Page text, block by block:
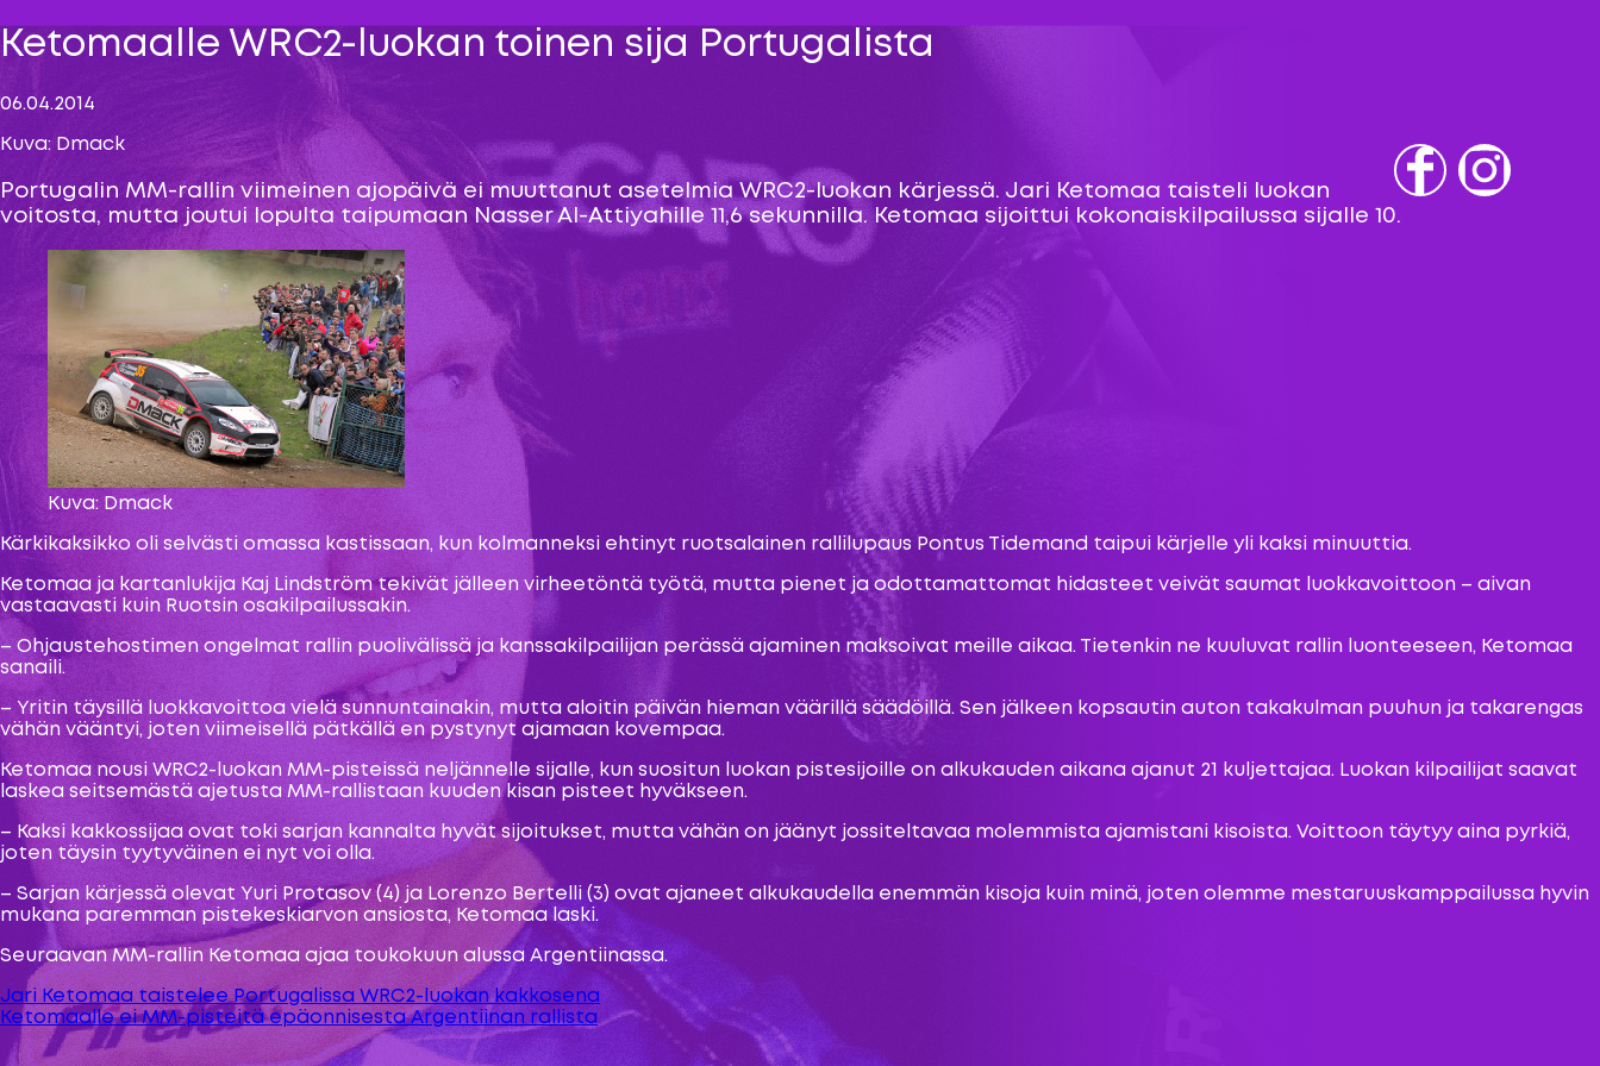
Ketomaalle WRC2-luokan toinen sija Portugalista
06.04.2014
Kuva: Dmack
Portugalin MM-rallin viimeinen ajopäivä ei muuttanut asetelmia WRC2-luokan kärjessä. Jari Ketomaa taisteli luokan
voitosta, mutta joutui lopulta taipumaan Nasser Al-Attiyahille 11,6 sekunnilla. Ketomaa sijoittui kokonaiskilpailussa sijalle 10.
Kuva: Dmack
Kärkikaksikko oli selvästi omassa kastissaan, kun kolmanneksi ehtinyt ruotsalainen rallilupaus Pontus Tidemand taipui kärjelle yli kaksi minuuttia.
Ketomaa ja kartanlukija Kaj Lindström tekivät jälleen virheetöntä työtä, mutta pienet ja odottamattomat hidasteet veivät saumat luokkavoittoon – aivan
vastaavasti kuin Ruotsin osakilpailussakin.
– Ohjaustehostimen ongelmat rallin puolivälissä ja kanssakilpailijan perässä ajaminen maksoivat meille aikaa. Tietenkin ne kuuluvat rallin luonteeseen, Ketomaa
sanaili.
– Yritin täysillä luokkavoittoa vielä sunnuntainakin, mutta aloitin päivän hieman väärillä säädöillä. Sen jälkeen kopsautin auton takakulman puuhun ja takarengas
vähän vääntyi, joten viimeisellä pätkällä en pystynyt ajamaan kovempaa.
Ketomaa nousi WRC2-luokan MM-pisteissä neljännelle sijalle, kun suositun luokan pistesijoille on alkukauden aikana ajanut 21 kuljettajaa. Luokan kilpailijat saavat
laskea seitsemästä ajetusta MM-rallistaan kuuden kisan pisteet hyväkseen.
– Kaksi kakkossijaa ovat toki sarjan kannalta hyvät sijoitukset, mutta vähän on jäänyt jossiteltavaa molemmista ajamistani kisoista. Voittoon täytyy aina pyrkiä,
joten täysin tyytyväinen ei nyt voi olla.
– Sarjan kärjessä olevat Yuri Protasov (4) ja Lorenzo Bertelli (3) ovat ajaneet alkukaudella enemmän kisoja kuin minä, joten olemme mestaruuskamppailussa hyvin
mukana paremman pistekeskiarvon ansiosta, Ketomaa laski.
Seuraavan MM-rallin Ketomaa ajaa toukokuun alussa Argentiinassa.
Artikkelien
selaus
Jari Ketomaa taistelee Portugalissa WRC2-luokan kakkosena
Ketomaalle ei MM-pisteitä epäonnisesta Argentiinan rallista